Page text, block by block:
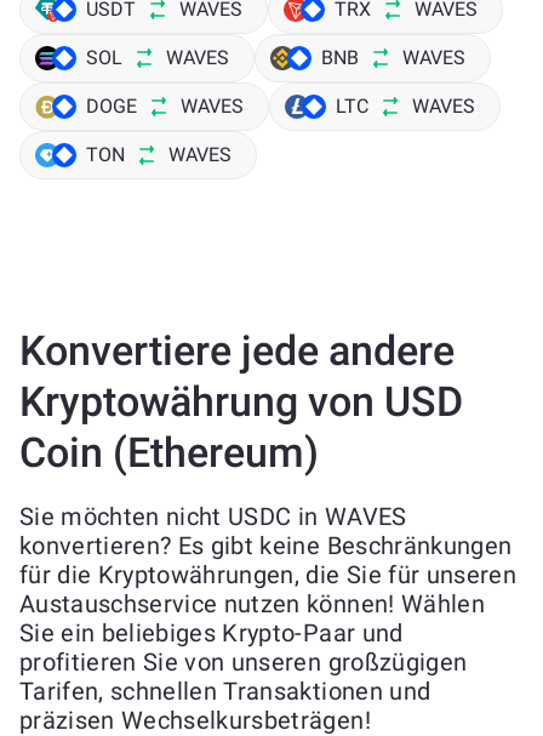
USDT WAVES TRX WAVES
SOL WAVES BNB WAVES
DOGE WAVES LTC WAVES
TON WAVES
Konvertiere jede andere
Kryptowährung von USD
Coin (Ethereum)
Sie möchten nicht USDC in WAVES
konvertieren? Es gibt keine Beschränkungen
für die Kryptowährungen, die Sie für unseren
Austauschservice nutzen können! Wählen
Sie ein beliebiges Krypto-Paar und
profitieren Sie von unseren großzügigen
Tarifen, schnellen Transaktionen und
präzisen Wechselkursbeträgen!